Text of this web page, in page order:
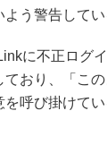
う警告してい
に不正ログ
おり、「こ
呼び掛けてい